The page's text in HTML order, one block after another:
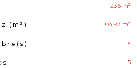
236 m²
(m²) 103,97 m²
3
5